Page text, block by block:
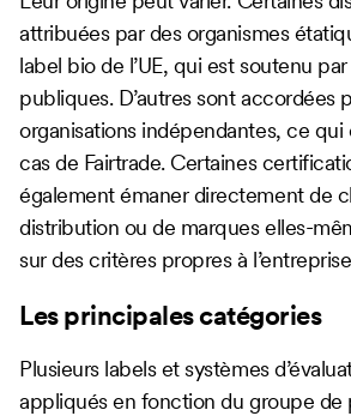
attribuées par des organismes
label bio de l’UE, qui est soutenu
publiques. D’autres sont accordées
organisations indépendantes, ce
cas de Fairtrade. Certaines
également émaner directement de
distribution ou de marques elles-
sur des critères propres à
Les principales catégories
Plusieurs labels et systèmes
appliqués en fonction du groupe de